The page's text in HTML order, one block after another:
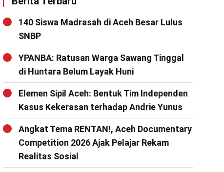
140 Siswa Madrasah di Aceh Besar Lulus
SNBP
YPANBA: Ratusan Warga Sawang Tinggal
di Huntara Belum Layak Huni
Elemen Sipil Aceh: Bentuk Tim Independen
Kasus Kekerasan terhadap Andrie Yunus
Angkat Tema RENTAN!, Aceh Documentary
Competition 2026 Ajak Pelajar Rekam
Realitas Sosial